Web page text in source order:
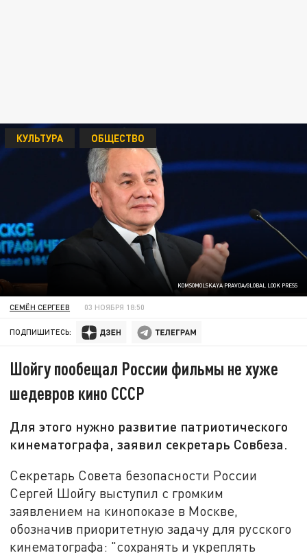
KOMSOMOLSKAYA PRAVDA/GLOBAL LOOK PRESS
КУЛЬТУРА ОБЩЕСТВО
СЕМЁН СЕРГЕЕВ 03 НОЯБРЯ 18:50
ПОДПИШИТЕСЬ:
Шойгу пообещал России фильмы не хуже
шедевров кино СССР
Для этого нужно развитие патриотического
кинематографа, заявил секретарь Совбеза.
Секретарь Совета безопасности России
Сергей Шойгу выступил с громким
заявлением на кинопоказе в Москве,
обозначив приоритетную задачу для русского
кинематографа: "сохранять и укреплять